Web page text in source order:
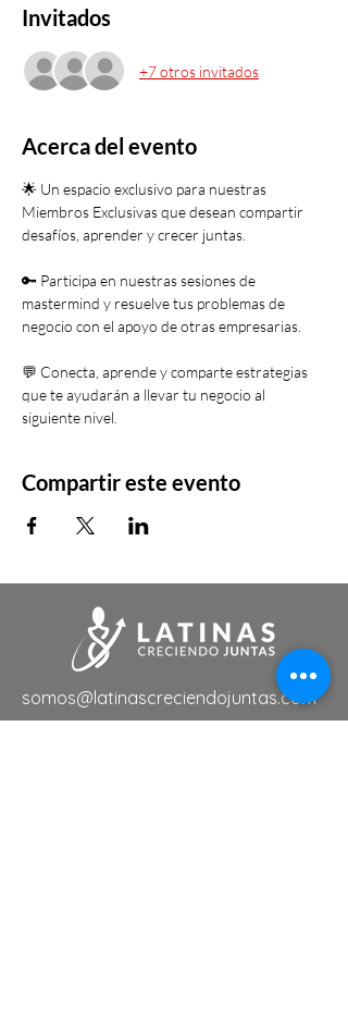
Invitados
+7 otros invitados
Acerca del evento
🌟 Un espacio exclusivo para nuestras
Miembros Exclusivas que desean compartir
desafíos, aprender y crecer juntas.
🔑 Participa en nuestras sesiones de
mastermind y resuelve tus problemas de
negocio con el apoyo de otras empresarias.
💬 Conecta, aprende y comparte estrategias
que te ayudarán a llevar tu negocio al
siguiente nivel.
Compartir este evento
somos@latinascreciendojuntas.com